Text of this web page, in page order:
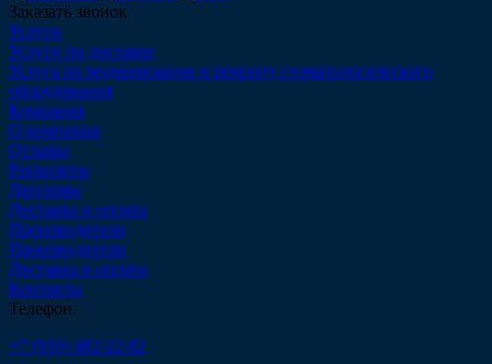
Заказать звонок
Услуги
Услуги по доставке
Услуга по модернизации и ремонту стоматологического
оборудования
Компания
О компании
Отзывы
Реквизиты
Дипломы
Доставка и оплата
Производители
Производители
Доставка и оплата
Контакты
Телефон:
+7 (910) 482-22-82